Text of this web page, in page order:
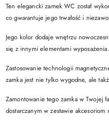
Ten elegancki zamek WC został
co gwarantuje jego trwałość i
Jego kolor dodaje wnętrzu
się z innymi elementami wyposażenia.
Zastosowanie technologii
zamka jest nie tylko wygodne, ale
Zamontowanie tego zamka w Twojej
dostarczanym w zestawie akcesoriom